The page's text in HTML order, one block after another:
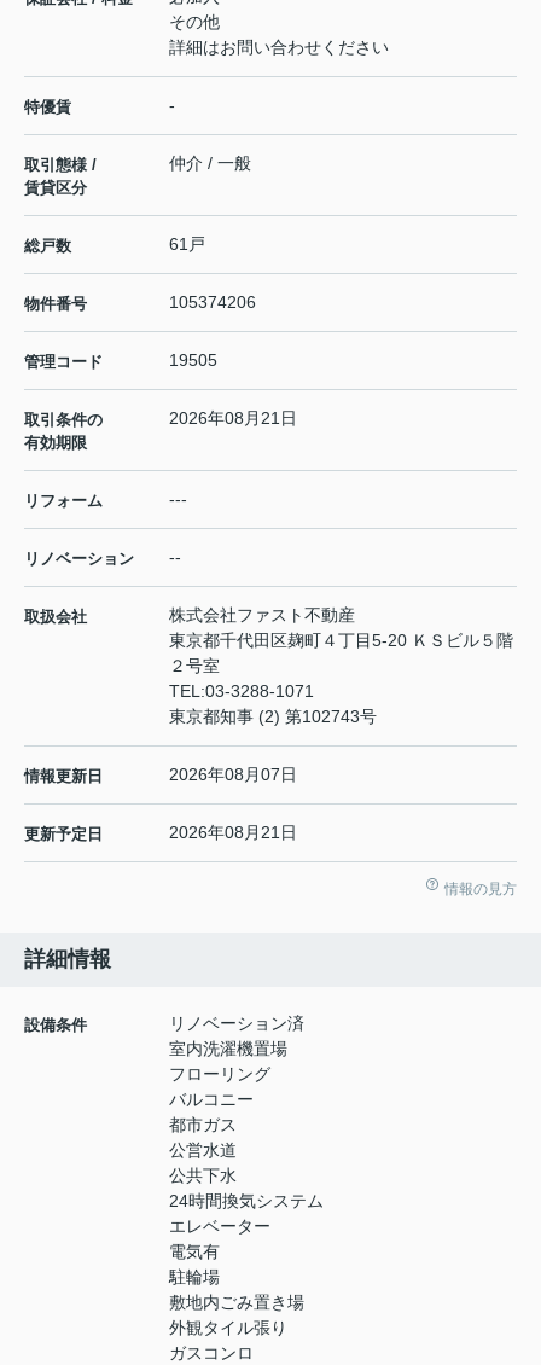
その他
詳細はお問い合わせください
特優賃 -
取引態様 /
賃貸区分
仲介 / 一般
総戸数 61戸
物件番号 105374206
管理コード 19505
取引条件の
有効期限
2026年08月21日
リフォーム ---
リノベーション --
取扱会社
株式会社ファスト不動産
東京都千代田区麹町４丁目5-20 ＫＳビル５階
２号室
TEL:03-3288-1071
東京都知事 (2) 第102743号
情報更新日 2026年08月07日
更新予定日 2026年08月21日
情報の見方
詳細情報
設備条件
リノベーション済
室内洗濯機置場
フローリング
バルコニー
都市ガス
公営水道
公共下水
24時間換気システム
エレベーター
電気有
駐輪場
敷地内ごみ置き場
外観タイル張り
ガスコンロ